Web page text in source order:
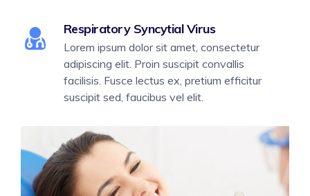
Respiratory Syncytial Virus
Lorem ipsum dolor sit amet, consectetur
adipiscing elit. Proin suscipit convallis
facilisis. Fusce lectus ex, pretium efficitur
suscipit sed, faucibus vel elit.